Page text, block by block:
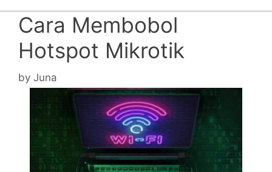
Cara Membobol
Hotspot Mikrotik
by Juna